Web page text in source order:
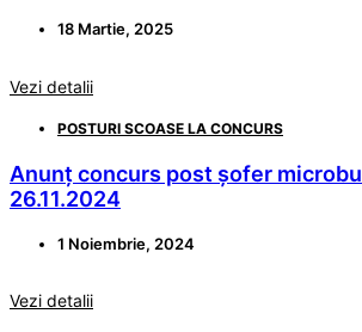
18 Martie, 2025
Vezi detalii
POSTURI SCOASE LA CONCURS
Anunț concurs post șofer
26.11.2024
1 Noiembrie, 2024
Vezi detalii